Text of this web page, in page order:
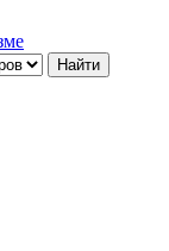
Найти